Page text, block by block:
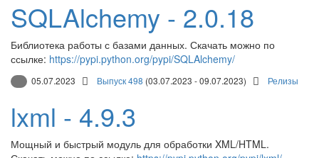
SQLAlchemy - 2.0.18
Библиотека работы с базами данных. Скачать можно по
ссылке: https://pypi.python.org/pypi/SQLAlchemy/
05.07.2023 Выпуск 498 (03.07.2023 - 09.07.2023) Релизы
lxml - 4.9.3
Мощный и быстрый модуль для обработки XML/HTML.